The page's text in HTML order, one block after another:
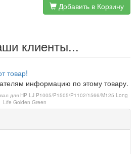
Добавить в Корзину
клиенты...
товар!
информацию по этому товару.
для HP LJ P1005/P1505/P1102/1566/M125 Long
Life Golden Green